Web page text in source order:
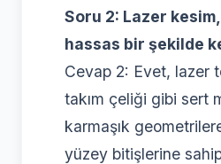
Soru 2: Lazer
hassas bir şekilde
Cevap 2: Evet, lazer
takım çeliği gibi sert
karmaşık
yüzey bitişlerine